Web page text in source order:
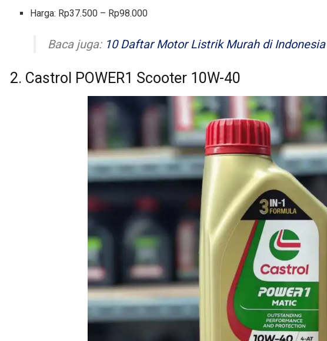
Harga: Rp37.500 – Rp98.000
Baca juga: 10 Daftar Motor Listrik Murah di Indonesia
2. Castrol POWER1 Scooter 10W-40